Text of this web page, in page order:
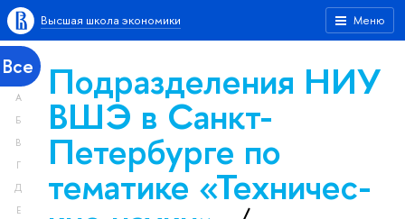
Меню
Высшая школа экономики
Все
А
Б
В
Г
Д
Е
Подразделения НИУ
ВШЭ в Санкт-
Петербурге по
тематике «Тех­ничес­